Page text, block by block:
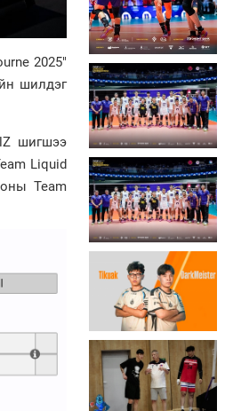
2025"
шилдэг
шигшээ
Liquid
Team